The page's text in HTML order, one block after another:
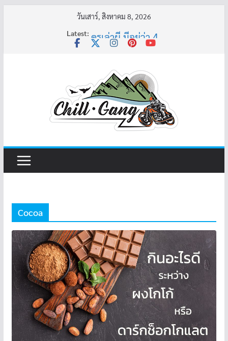
วันเสาร์, สิงหาคม 8, 2026
Latest: ครูเล่าผี มีอยู่ว่า 4
ครูเล่าผี มีอยู่ว่า 5
คุณยายบัวลอย
อ้วนแต่พยายาม 2
Cocoa